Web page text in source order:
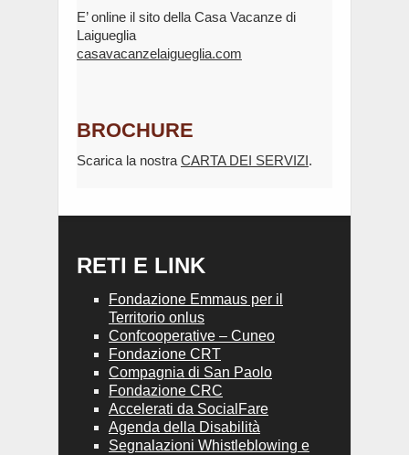
E’ online il sito della Casa Vacanze di
Laigueglia
casavacanzelaigueglia.com
BROCHURE
Scarica la nostra CARTA DEI SERVIZI.
RETI E LINK
Fondazione Emmaus per il
Territorio onlus
Confcooperative – Cuneo
Fondazione CRT
Compagnia di San Paolo
Fondazione CRC
Accelerati da SocialFare
Agenda della Disabilità
Segnalazioni Whistleblowing e